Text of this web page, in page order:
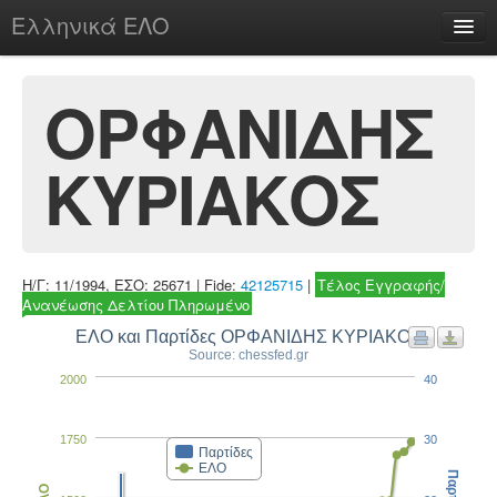
Ελληνικά ΕΛΟ
chesstu.be @ discord
Login
ΟΡΦΑΝΙΔΗΣ
ΚΥΡΙΑΚΟΣ
Η/Γ: 11/1994, ΕΣΟ: 25671 | Fide: 42125715 | Τέλος Εγγραφής/
Ανανέωσης Δελτίου Πληρωμένο
ΕΛΟ και Παρτίδες ΟΡΦΑΝΙΔΗΣ ΚΥΡΙΑΚΟΣ
Source: chessfed.gr
Παρτίδες
ΕΛΟ
1750
2000
30
40